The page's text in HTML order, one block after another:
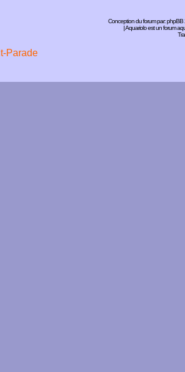
Conception du forum par:phpBB
| Aquariolo est un forum